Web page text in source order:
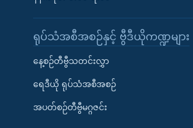
ရုပ်သံအစီအစဉ်နှင့် ဗွီဒီယိုကဏ္ဍများ
နေ့စဉ်တီဗွီသတင်းလွှာ
ရေဒီယို ရုပ်သံအစီအစဉ်
အပတ်စဉ်တီဗွီမဂ္ဂဇင်း